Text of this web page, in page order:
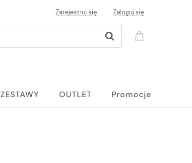
Zarejestruj się Zaloguj się
ZESTAWY OUTLET Promocje